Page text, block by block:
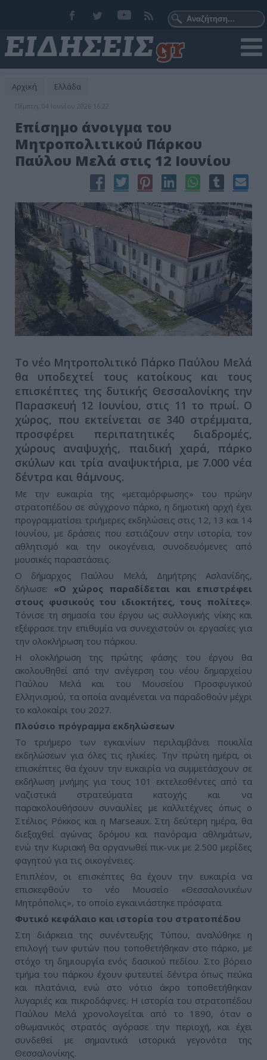
Αρχική Ελλάδα
Πέμπτη, 04 Ιουνίου 2026 16:22
Επίσημο άνοιγμα του
Μητροπολιτικού Πάρκου
Παύλου Μελά στις 12 Ιουνίου
Το νέο Μητροπολιτικό Πάρκο Παύλου Μελά
θα υποδεχτεί τους κατοίκους και τους
επισκέπτες της δυτικής Θεσσαλονίκης την
Παρασκευή 12 Ιουνίου, στις 11 το πρωί. Ο
χώρος, που εκτείνεται σε 340 στρέμματα,
προσφέρει περιπατητικές διαδρομές,
χώρους αναψυχής, παιδική χαρά, πάρκο
σκύλων και τρία αναψυκτήρια, με 7.000 νέα
δέντρα και θάμνους.
Με την ευκαιρία της «μεταμόρφωσης» του πρώην
στρατοπέδου σε σύγχρονο πάρκο, η δημοτική αρχή έχει
προγραμματίσει τριήμερες εκδηλώσεις στις 12, 13 και 14
Ιουνίου, με δράσεις που εστιάζουν στην ιστορία, τον
αθλητισμό και την οικογένεια, συνοδευόμενες από
μουσικές παραστάσεις.
Ο δήμαρχος Παύλου Μελά, Δημήτρης Ασλανίδης,
δήλωσε: «Ο χώρος παραδίδεται και επιστρέφει
στους φυσικούς του ιδιοκτήτες, τους πολίτες».
Τόνισε τη σημασία του έργου ως συλλογικής νίκης και
εξέφρασε την επιθυμία να συνεχιστούν οι εργασίες για
την ολοκλήρωση του πάρκου.
Η ολοκλήρωση της πρώτης φάσης του έργου θα
ακολουθηθεί από την ανέγερση του νέου δημαρχείου
Παύλου Μελά και του Μουσείου Προσφυγικού
Ελληνισμού, τα οποία αναμένεται να παραδοθούν μέχρι
το καλοκαίρι του 2027.
Πλούσιο πρόγραμμα εκδηλώσεων
Το τριήμερο των εγκαινίων περιλαμβάνει ποικιλία
εκδηλώσεων για όλες τις ηλικίες. Την πρώτη ημέρα, οι
επισκέπτες θα έχουν την ευκαιρία να συμμετάσχουν σε
εκδήλωση μνήμης για τους 101 εκτελεσθέντες από τα
ναζιστικά στρατεύματα κατοχής και να
παρακολουθήσουν συναυλίες με καλλιτέχνες όπως ο
Στέλιος Ρόκκος και η Marseaux. Στη δεύτερη ημέρα, θα
διεξαχθεί αγώνας δρόμου και πανόραμα αθλημάτων,
ενώ την Κυριακή θα οργανωθεί πικ-νικ με 2.500 μερίδες
φαγητού για τις οικογένειες.
Επιπλέον, οι επισκέπτες θα έχουν την ευκαιρία να
επισκεφθούν το νέο Μουσείο «Θεσσαλονικέων
Μητρόπολις», το οποίο εγκαινιάστηκε πρόσφατα.
Φυτικό κεφάλαιο και ιστορία του στρατοπέδου
Στη διάρκεια της συνέντευξης Τύπου, αναλύθηκε η
επιλογή των φυτών που τοποθετήθηκαν στο πάρκο, με
στόχο τη δημιουργία ενός δασικού πεδίου. Στο βόρειο
τμήμα του πάρκου έχουν φυτευτεί δέντρα όπως πεύκα
και πλατάνια, ενώ στο νότιο άκρο τοποθετήθηκαν
λυγαριές και πικροδάφνες. Η ιστορία του στρατοπέδου
Παύλου Μελά χρονολογείται από το 1890, όταν ο
οθωμανικός στρατός αγόρασε την περιοχή, και έχει
συνδεθεί με σημαντικά ιστορικά γεγονότα της
Θεσσαλονίκης.